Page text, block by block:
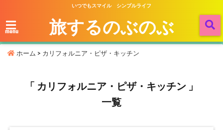
いつでもスマイル シンプルライフ
menu 旅するのぶのぶ
ホーム > カリフォルニア・ピザ・キッチン
「 カリフォルニア・ピザ・キッチン 」
一覧